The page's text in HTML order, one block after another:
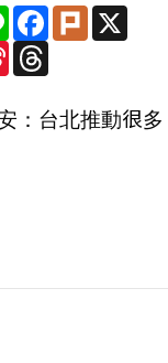
LineFacebook
PlurkX
Sina
Weibo
Threads
：台北推動很多